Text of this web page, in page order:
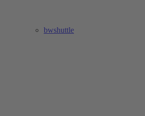
bwshuttle